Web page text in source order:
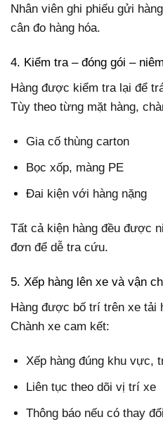
Nhân viên ghi phiếu gửi
cân đo hàng hóa.
4. Kiểm tra – đóng gói –
Hàng được kiểm tra lại để
Tùy theo từng mặt hàng,
Gia cố thùng carton
Bọc xốp, màng PE
Đai kiện với hàng nặng
Tất cả kiện hàng đều được
đơn để dễ tra cứu.
5. Xếp hàng lên xe và vận
Hàng được bố trí trên xe tải
Chành xe cam kết:
Xếp hàng đúng khu vực,
Liên tục theo dõi vị trí xe
Thông báo nếu có thay